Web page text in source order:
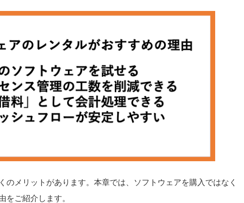
のメリットがあります。本章では、ソフトウェアを購入ではなく
をご紹介します。